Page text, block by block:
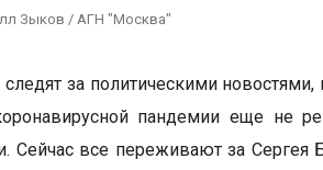
Зыков / АГН "Москва"
за политическими
пандемии еще не
Сейчас все переживают за Сергея